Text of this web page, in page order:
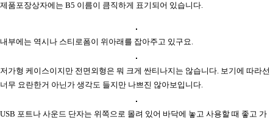
제품포장상자에는 B5 이름이 큼직하게 표기되어 있습니다.
내부에는 역시나 스티로폼이 위아래를 잡아주고 있구요.
저가형 케이스이지만 전면외형은 뭐 크게 싼티나지는 않습니다. 보기에 따라선
너무 요란한거 아닌가 생각도 들지만 나쁘진 않아보입니다.
USB 포트나 사운드 단자는 위쪽으로 몰려 있어 바닥에 놓고 사용할 때 좋고 가